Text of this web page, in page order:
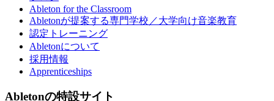
Ableton for the Classroom
Abletonが提案する専門学校／大学向け音楽教育
認定トレーニング
Abletonについて
採用情報
Apprenticeships
Abletonの特設サイト